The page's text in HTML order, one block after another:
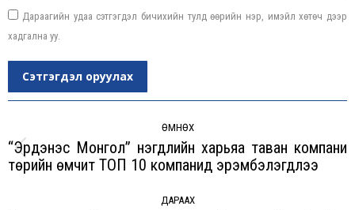
Дараагийн удаа сэтгэгдэл бичихийн тулд өөрийн нэр, имэйл хөтөч дээр
хадгална уу.
Сэтгэгдэл оруулах
ӨМНӨХ
Previous
“Эрдэнэс Монгол” нэгдлийн харьяа таван компани
төрийн өмчит ТОП 10 компанид эрэмбэлэгдлээ
ДАРААХ